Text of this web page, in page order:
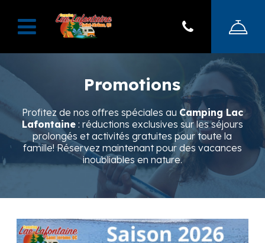
Promotions
Profitez de nos offres spéciales au Camping Lac
Lafontaine: réductions exclusives sur les séjours
prolongés et activités gratuites pour toute la
famille! Réservez maintenant pour des vacances
inoubliables en nature.